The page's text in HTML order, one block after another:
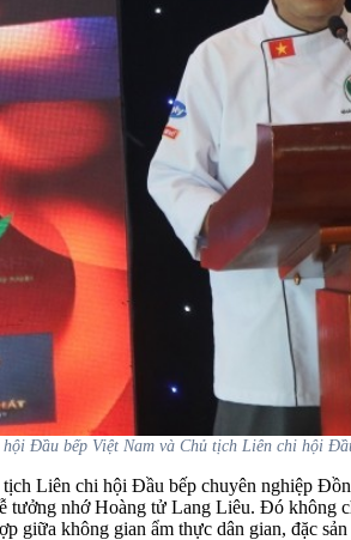
Đầu bếp Việt Nam và Chủ tịch Liên chi hội
Liên chi hội Đầu bếp chuyên nghiệp
nhớ Hoàng tử Lang Liêu. Đó không
giữa không gian ẩm thực dân gian, đặc